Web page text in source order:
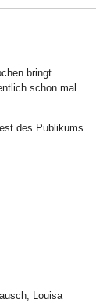
bringt
schon mal
des Publikums
Louisa